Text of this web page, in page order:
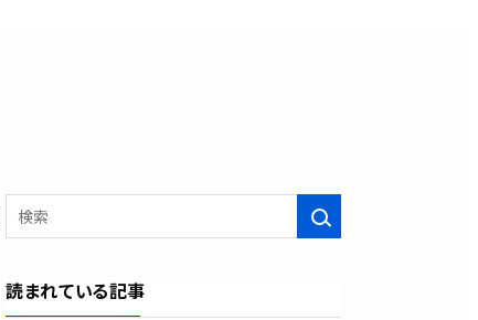
検索
読まれている記事